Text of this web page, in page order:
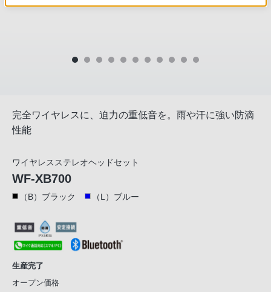
完全ワイヤレスに、迫力の重低音を。雨や汗に強い防滴
性能
ワイヤレスステレオヘッドセット
WF-XB700
（B）ブラック （L）ブルー
生産完了
オープン価格